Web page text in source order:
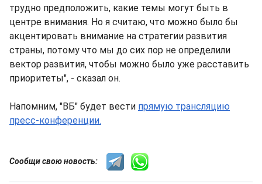
трудно предположить, какие темы могут быть в
центре внимания. Но я считаю, что можно было бы
акцентировать внимание на стратегии развития
страны, потому что мы до сих пор не определили
вектор развития, чтобы можно было уже расставить
приоритеты", - сказал он.
Напомним, "ВБ" будет вести прямую трансляцию
пресс-конференции.
Сообщи свою новость: